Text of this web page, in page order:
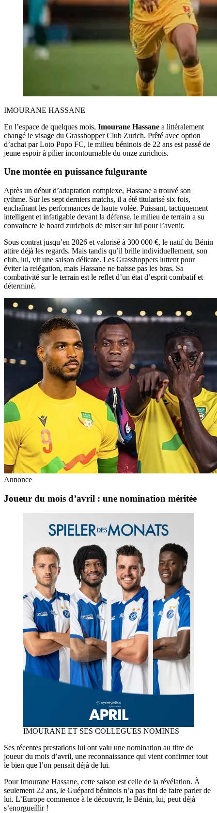
IMOURANE HASSANE
En l’espace de quelques mois, Imourane Hassane a littéralement
changé le visage du Grasshopper Club Zurich. Prêté avec option
d’achat par Loto Popo FC, le milieu béninois de 22 ans est passé de
jeune espoir à pilier incontournable du onze zurichois.
Une montée en puissance fulgurante
Après un début d’adaptation complexe, Hassane a trouvé son
rythme. Sur les sept derniers matchs, il a été titularisé six fois,
enchaînant les performances de haute volée. Puissant, tactiquement
intelligent et infatigable devant la défense, le milieu de terrain a su
convaincre le board zurichois de miser sur lui pour l’avenir.
Sous contrat jusqu’en 2026 et valorisé à 300 000 €, le natif du Bénin
attire déjà les regards. Mais tandis qu’il brille individuellement, son
club, lui, vit une saison délicate. Les Grasshoppers luttent pour
éviter la relégation, mais Hassane ne baisse pas les bras. Sa
combativité sur le terrain est le reflet d’un état d’esprit combatif et
déterminé.
Annonce
Joueur du mois d’avril : une nomination méritée
IMOURANE ET SES COLLEGUES NOMINES
Ses récentes prestations lui ont valu une nomination au titre de
joueur du mois d’avril, une reconnaissance qui vient confirmer tout
le bien que l’on pensait déjà de lui.
Pour Imourane Hassane, cette saison est celle de la révélation. À
seulement 22 ans, le Guépard béninois n’a pas fini de faire parler de
lui. L’Europe commence à le découvrir, le Bénin, lui, peut déjà
s’enorgueillir !